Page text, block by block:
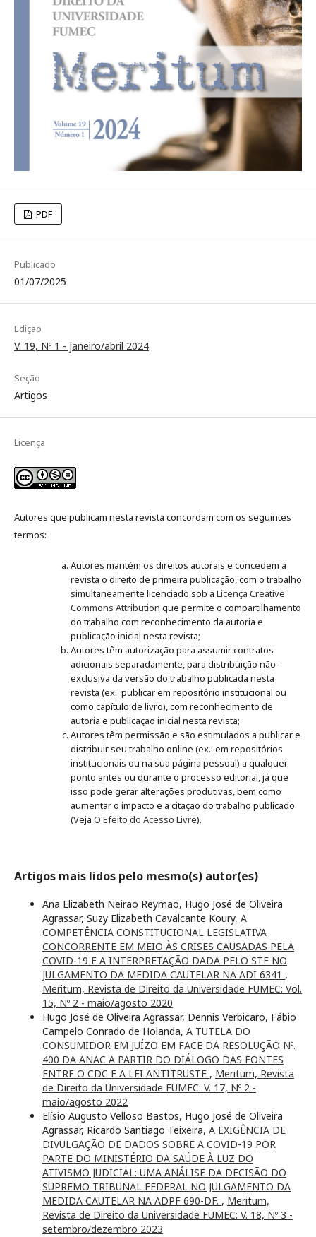
PDF
Publicado
01/07/2025
Edição
V. 19, Nº 1 - janeiro/abril 2024
Seção
Artigos
Licença
Autores que publicam nesta revista concordam com os seguintes
termos:
Autores mantém os direitos autorais e concedem à
revista o direito de primeira publicação, com o trabalho
simultaneamente licenciado sob a Licença Creative
Commons Attribution que permite o compartilhamento
do trabalho com reconhecimento da autoria e
publicação inicial nesta revista;
Autores têm autorização para assumir contratos
adicionais separadamente, para distribuição não-
exclusiva da versão do trabalho publicada nesta
revista (ex.: publicar em repositório institucional ou
como capítulo de livro), com reconhecimento de
autoria e publicação inicial nesta revista;
Autores têm permissão e são estimulados a publicar e
distribuir seu trabalho online (ex.: em repositórios
institucionais ou na sua página pessoal) a qualquer
ponto antes ou durante o processo editorial, já que
isso pode gerar alterações produtivas, bem como
aumentar o impacto e a citação do trabalho publicado
(Veja O Efeito do Acesso Livre).
Artigos mais lidos pelo mesmo(s) autor(es)
Ana Elizabeth Neirao Reymao, Hugo José de Oliveira
Agrassar, Suzy Elizabeth Cavalcante Koury, A
COMPETÊNCIA CONSTITUCIONAL LEGISLATIVA
CONCORRENTE EM MEIO ÀS CRISES CAUSADAS PELA
COVID-19 E A INTERPRETAÇÃO DADA PELO STF NO
JULGAMENTO DA MEDIDA CAUTELAR NA ADI 6341 ,
Meritum, Revista de Direito da Universidade FUMEC: Vol.
15, Nº 2 - maio/agosto 2020
Hugo José de Oliveira Agrassar, Dennis Verbicaro, Fábio
Campelo Conrado de Holanda, A TUTELA DO
CONSUMIDOR EM JUÍZO EM FACE DA RESOLUÇÃO Nº.
400 DA ANAC A PARTIR DO DIÁLOGO DAS FONTES
ENTRE O CDC E A LEI ANTITRUSTE , Meritum, Revista
de Direito da Universidade FUMEC: V. 17, Nº 2 -
maio/agosto 2022
Elísio Augusto Velloso Bastos, Hugo José de Oliveira
Agrassar, Ricardo Santiago Teixeira, A EXIGÊNCIA DE
DIVULGAÇÃO DE DADOS SOBRE A COVID-19 POR
PARTE DO MINISTÉRIO DA SAÚDE À LUZ DO
ATIVISMO JUDICIAL: UMA ANÁLISE DA DECISÃO DO
SUPREMO TRIBUNAL FEDERAL NO JULGAMENTO DA
MEDIDA CAUTELAR NA ADPF 690-DF. , Meritum,
Revista de Direito da Universidade FUMEC: V. 18, Nº 3 -
setembro/dezembro 2023